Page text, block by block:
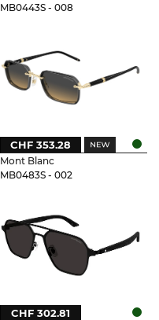
MB0443S - 008
Mont Blanc
MB0483S - 002
CHF 353.28
CHF 302.81